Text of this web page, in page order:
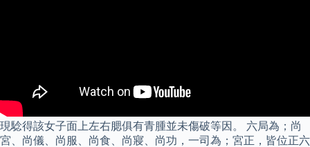
現騐得該女子面上左右腮俱有青腫並未傷破等因。 六局為；尚
宮、尚儀、尚服、尚食、尚寢、尚功，一司為；宮正，皆位正六